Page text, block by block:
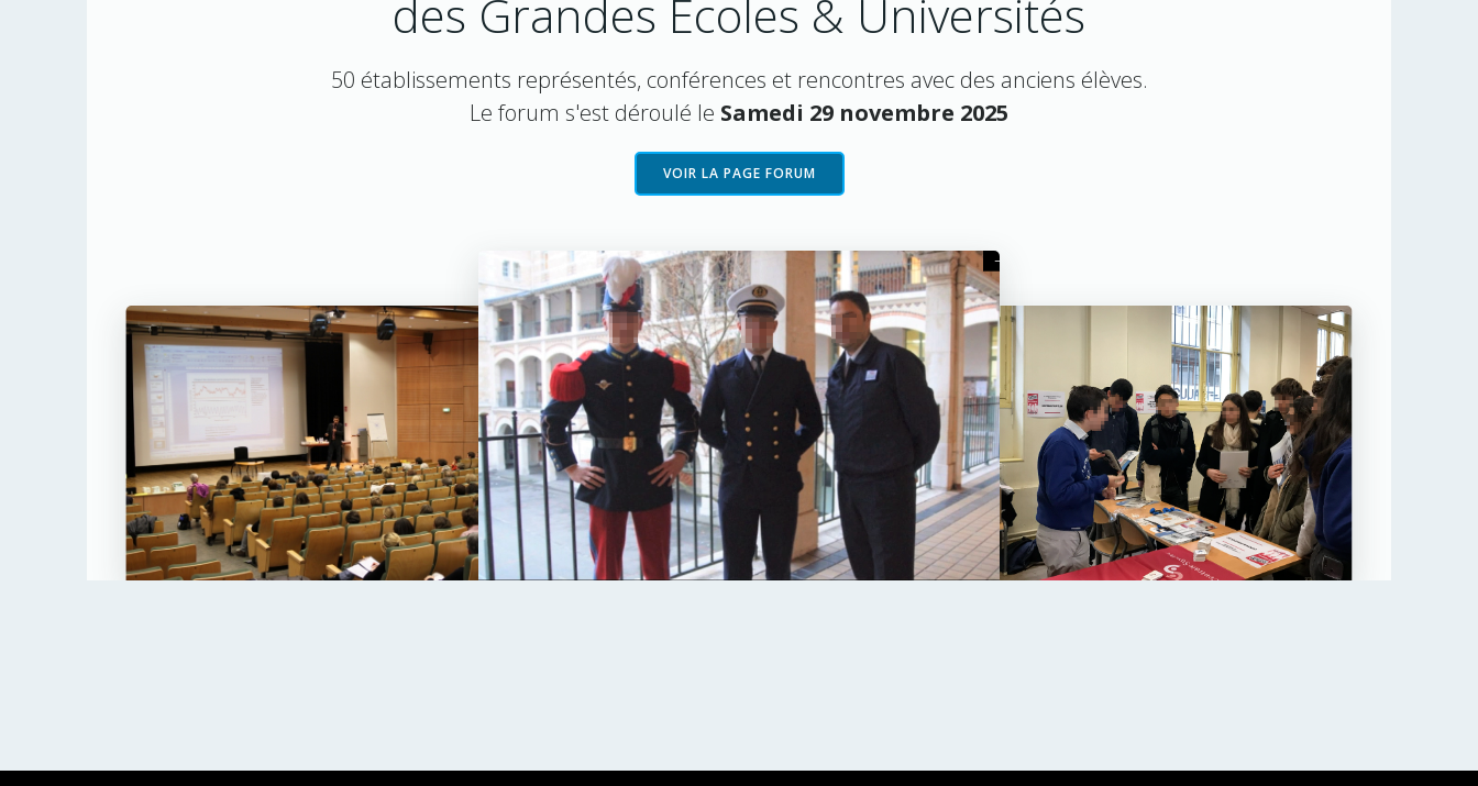
des Grandes Ecoles & Universités
50 établissements représentés, conférences et rencontres avec des anciens élèves.
Le forum s'est déroulé le Samedi 29 novembre 2025
VOIR LA PAGE FORUM